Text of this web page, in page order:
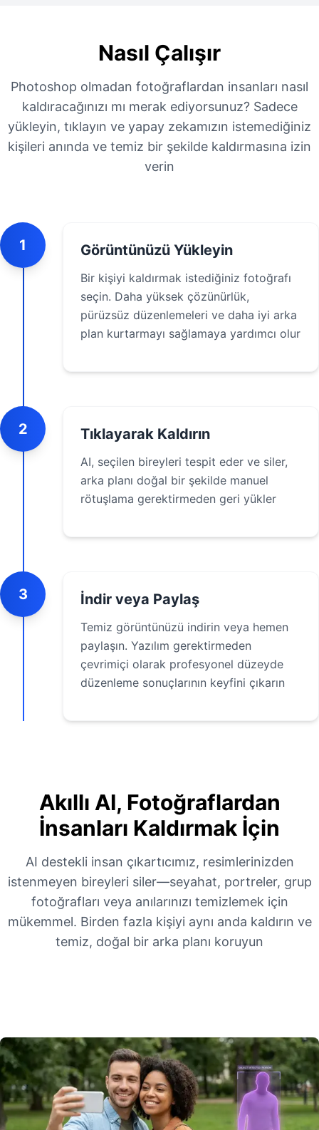
Nasıl Çalışır
Photoshop olmadan fotoğraflardan insanları nasıl
kaldıracağınızı mı merak ediyorsunuz? Sadece
yükleyin, tıklayın ve yapay zekamızın istemediğiniz
kişileri anında ve temiz bir şekilde kaldırmasına izin
verin
1 Görüntünüzü Yükleyin
Bir kişiyi kaldırmak istediğiniz fotoğrafı
seçin. Daha yüksek çözünürlük,
pürüzsüz düzenlemeleri ve daha iyi arka
plan kurtarmayı sağlamaya yardımcı olur
2 Tıklayarak Kaldırın
AI, seçilen bireyleri tespit eder ve siler,
arka planı doğal bir şekilde manuel
rötuşlama gerektirmeden geri yükler
3 İndir veya Paylaş
Temiz görüntünüzü indirin veya hemen
paylaşın. Yazılım gerektirmeden
çevrimiçi olarak profesyonel düzeyde
düzenleme sonuçlarının keyfini çıkarın
Akıllı AI, Fotoğraflardan
İnsanları Kaldırmak İçin
AI destekli insan çıkartıcımız, resimlerinizden
istenmeyen bireyleri siler—seyahat, portreler, grup
fotoğrafları veya anılarınızı temizlemek için
mükemmel. Birden fazla kişiyi aynı anda kaldırın ve
temiz, doğal bir arka planı koruyun